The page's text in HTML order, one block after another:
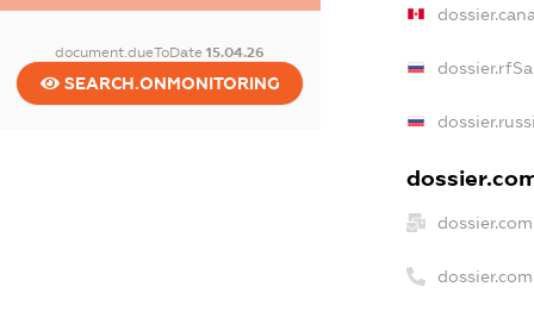
document.dueToDate15.04.26
SEARCH.ONMONITORING